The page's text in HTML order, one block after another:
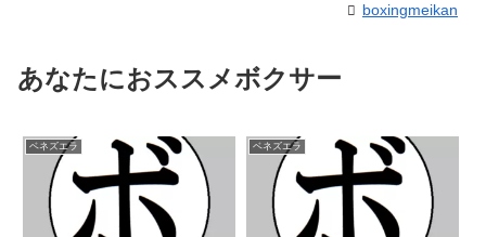
boxingmeikan
あなたにおススメボクサー
ベネズエラ ベネズエラ